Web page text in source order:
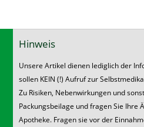
Hinweis
Unsere Artikel dienen lediglich der
sollen KEIN (!) Aufruf zur
Zu Risiken, Nebenwirkungen und
Packungsbeilage und fragen Sie Ihre
Apotheke. Fragen sie vor der